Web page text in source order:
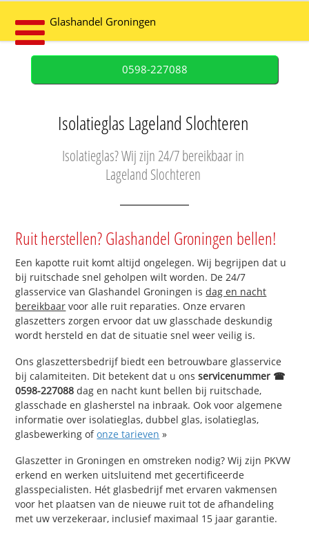
Glashandel Groningen
0598-227088
Isolatieglas Lageland Slochteren
Isolatieglas? Wij zijn 24/7 bereikbaar in
Lageland Slochteren
Ruit herstellen? Glashandel Groningen bellen!
Een kapotte ruit komt altijd ongelegen. Wij begrijpen dat u
bij ruitschade snel geholpen wilt worden. De 24/7
glasservice van Glashandel Groningen isdag en nacht
bereikbaar voor alle ruit reparaties. Onze ervaren
glaszetters zorgen ervoor dat uw glasschade deskundig
wordt hersteld en dat de situatie snel weer veilig is.
Ons glaszettersbedrijf biedt een betrouwbare glasservice
bij calamiteiten. Dit betekent dat u onsservicenummer ☎
0598-227088 dag en nacht kunt bellen bij ruitschade,
glasschade en glasherstel na inbraak. Ook voor algemene
informatie over isolatieglas, dubbel glas, isolatieglas,
glasbewerking ofonze tarieven »
Glaszetter in Groningen en omstreken nodig? Wij zijn PKVW
erkend en werken uitsluitend met gecertificeerde
glasspecialisten. Hét glasbedrijf met ervaren vakmensen
voor het plaatsen van de nieuwe ruit tot de afhandeling
met uw verzekeraar, inclusief maximaal 15 jaar garantie.